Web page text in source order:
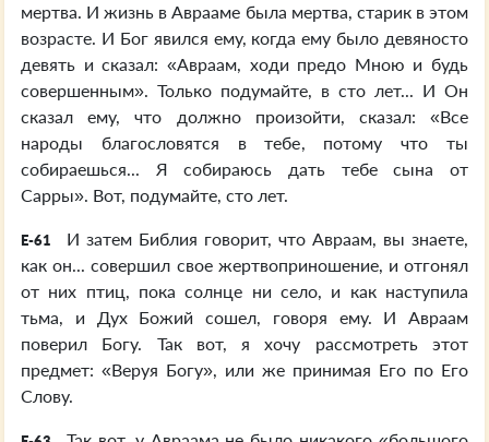
мертва. И жизнь в Аврааме была мертва, старик в этом
возрасте. И Бог явился ему, когда ему было девяносто
девять и сказал: «Авраам, ходи предо Мною и будь
совершенным». Только подумайте, в сто лет... И Он
сказал ему, что должно произойти, сказал: «Все
народы благословятся в тебе, потому что ты
собираешься... Я собираюсь дать тебе сына от
Сарры». Вот, подумайте, сто лет.
E-61
И затем Библия говорит, что Авраам, вы знаете,
как он... совершил свое жертвоприношение, и отгонял
от них птиц, пока солнце ни село, и как наступила
тьма, и Дух Божий сошел, говоря ему. И Авраам
поверил Богу. Так вот, я хочу рассмотреть этот
предмет: «Веруя Богу», или же принимая Его по Его
Слову.